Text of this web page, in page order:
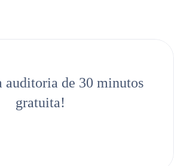
auditoria de 30 minutos
gratuita!